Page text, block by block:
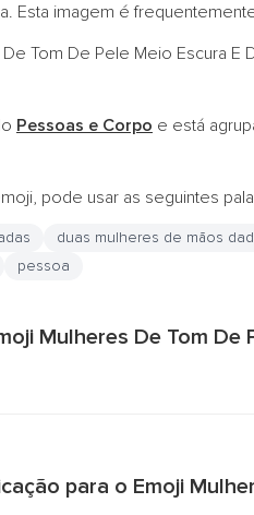
Esta imagem é
Tom De Pele Meio Escura E
Pessoas e Corpo e está
pode usar as seguintes
duas mulheres de mãos
pessoa
Mulheres De Tom De
para o Emoji